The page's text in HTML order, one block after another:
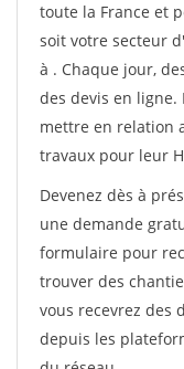
toute la France et
soit votre secteur
à . Chaque jour,
des devis en ligne.
mettre en relation
travaux pour leur
Devenez dès à
une demande
formulaire pour
trouver des
vous recevrez des
depuis les